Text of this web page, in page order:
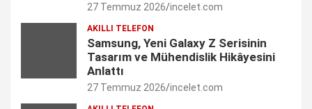
n
e
l
27 Temmuz 2026 incelet.com
AKILLI TELEFON
Samsung, Yeni Galaxy Z Serisinin
Tasarım ve Mühendislik Hikâyesini
Anlattı
27 Temmuz 2026 incelet.com